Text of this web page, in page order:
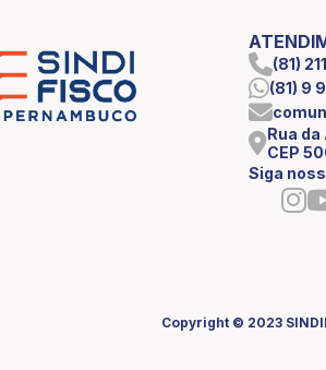
(81)
(81) 9
Rua
CEP
Siga
Copyright © 2023